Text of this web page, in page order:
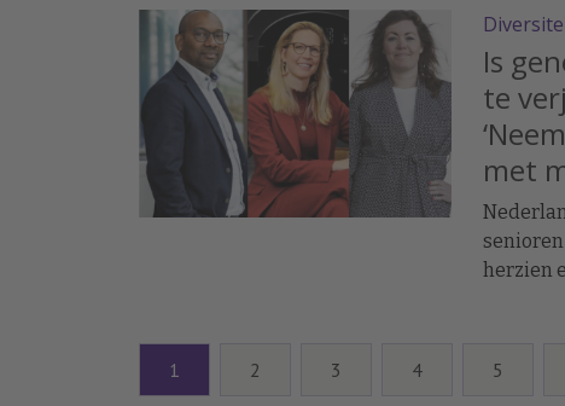
Is
te
met
herzien
1 2 3 4 5